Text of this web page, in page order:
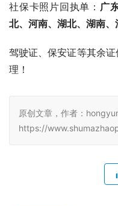
社保卡照片回执单： 广
北、河南、湖北、湖南、
驾驶证、保安证等其余
理！
原创文章，作者：
https://